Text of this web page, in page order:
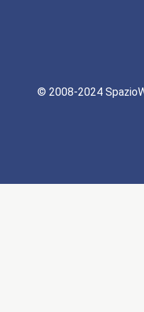
© 2008-2024